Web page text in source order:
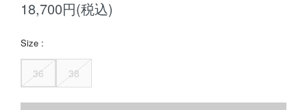
18,700円(税込)
Size :
36 38